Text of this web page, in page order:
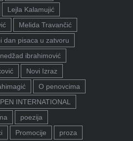
Lejla Kalamujić
Melida Travančić
dan pisaca u zatvoru
nedžad ibrahimović
Novi Izraz
O penovcima
PEN INTERNATIONAL
poezija
Promocije
proza